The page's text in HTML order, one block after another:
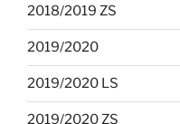
2018/2019 ZS
2019/2020
2019/2020 LS
2019/2020 ZS